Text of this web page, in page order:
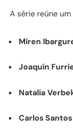
A série reúne
Miren
Joaquín
Natalia
Carlos Santos